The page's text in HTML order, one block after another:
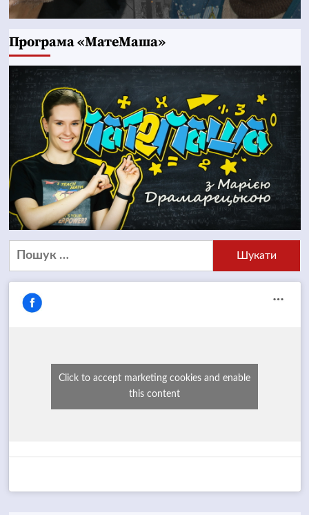
Програма «МатеМаша»
Пошук:
Click to accept marketing cookies and enable
this content